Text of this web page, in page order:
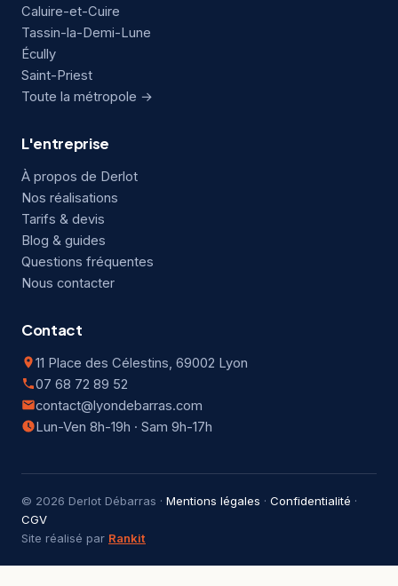
Caluire-et-Cuire
Tassin-la-Demi-Lune
Écully
Saint-Priest
Toute la métropole →
L'entreprise
À propos de Derlot
Nos réalisations
Tarifs & devis
Blog & guides
Questions fréquentes
Nous contacter
Contact
11 Place des Célestins, 69002 Lyon
07 68 72 89 52
contact@lyondebarras.com
Lun-Ven 8h-19h · Sam 9h-17h
© 2026 Derlot Débarras · Mentions légales · Confidentialité ·
CGV
Site réalisé par Rankit